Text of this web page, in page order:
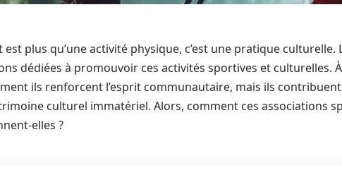
est plus qu’une activité physique, c’est une pratique
dédiées à promouvoir ces activités sportives et culturelles.
ils renforcent l’esprit communautaire, mais ils
culturel immatériel. Alors, comment ces associations
elles ?